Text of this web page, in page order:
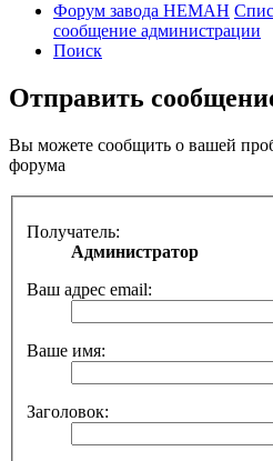
Форум завода НЕМАН
сообщение администрации
Поиск
Отправить
Вы можете сообщить о вашей
форума
Получатель:
Администратор
Ваш адрес email:
Ваше имя:
Заголовок: